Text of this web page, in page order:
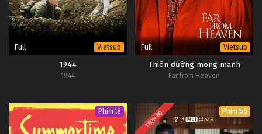
Full Vietsub
1944
1944
Full Vietsub
Thiên đường mong manh
Far from Heaven
Phim lẻ TRỌN BỘ Phim bộ